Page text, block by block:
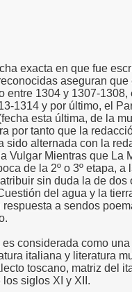
exacta en que fue
aseguran que
entre 1304 y 1307-1308,
1314 y por último, el
esta última, de la
por tanto que la
sido alternada con la
Vulgar Mientras que La
de la 2º o 3º etapa, a
sin duda la de dos
del agua y la
a sendos
considerada como
italiana y literatura
toscano, matriz del
siglos XI y XII.